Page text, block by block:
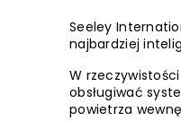
Seeley
najbardziej
W
obsługiwać
powietrza